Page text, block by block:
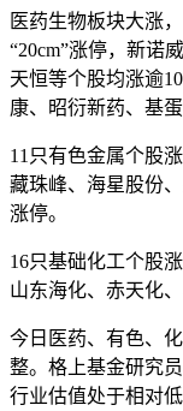
医药生物板块大涨
“20cm”涨停，新诺
天恒等个股均涨逾
康、昭衍新药、基
11只有色金属个股
藏珠峰、海星股份
涨停。
16只基础化工个股
山东海化、赤天化
今日医药、有色、
整。格上基金研究
行业估值处于相对